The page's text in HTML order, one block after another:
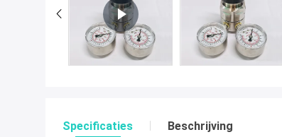
Specificaties Beschrijving